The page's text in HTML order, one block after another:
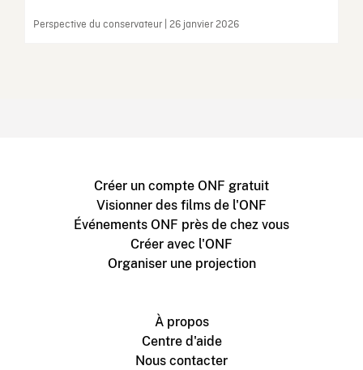
Perspective du conservateur | 26 janvier 2026
Créer un compte ONF gratuit
Visionner des films de l'ONF
Événements ONF près de chez vous
Créer avec l'ONF
Organiser une projection
À propos
Centre d'aide
Nous contacter